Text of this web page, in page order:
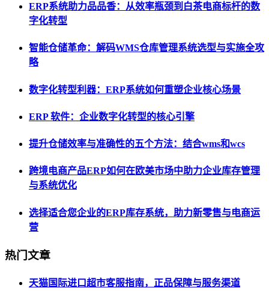
ERP系统助力品品香：从效率瓶颈到白茶电商标杆的数
字化转型
智能仓储革命：解码WMS仓库管理系统选型与实施全攻
略
数字化转型利器：ERP系统如何重塑企业核心场景
ERP 软件：企业数字化转型的核心引擎
提升仓储效率与准确性的五个方法：结合wms和wcs
跨境电商产品ERP如何在欧美市场中助力企业库存管理
与系统优化
选择适合您企业的ERP库存系统，助力新零售与电商运
营
热门文章
天猫国际进口超市客服指南，正品保障与服务渠道